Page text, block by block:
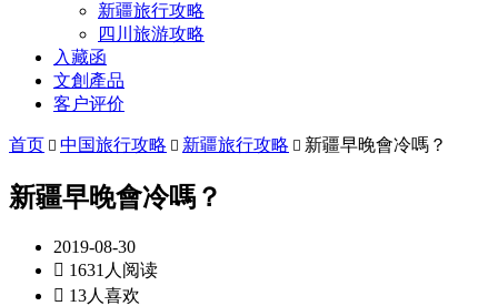
新疆旅行攻略
四川旅游攻略
入藏函
文創產品
客户评价
首页  中国旅行攻略  新疆旅行攻略  新疆早晚會冷嗎？
新疆早晚會冷嗎？
2019-08-30
 1631人阅读
 13人喜欢